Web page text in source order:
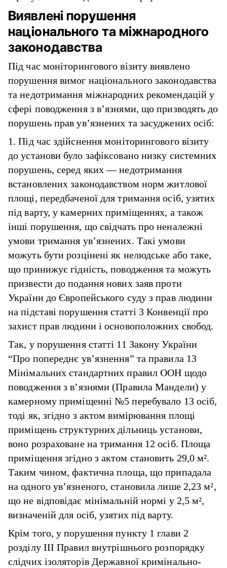
Виявлені порушення
національного та міжнародного
законодавства
Під час моніторингового візиту виявлено
порушення вимог національного законодавства
та недотримання міжнародних рекомендацій у
сфері поводження з в’язнями, що призводять до
порушень прав ув’язнених та засуджених осіб:
1. Під час здійснення моніторингового візиту
до установи було зафіксовано низку системних
порушень, серед яких — недотримання
встановлених законодавством норм житлової
площі, передбаченої для тримання осіб, узятих
під варту, у камерних приміщеннях, а також
інші порушення, що свідчать про неналежні
умови тримання ув’язнених. Такі умови
можуть бути розцінені як нелюдське або таке,
що принижує гідність, поводження та можуть
призвести до подання нових заяв проти
України до Європейського суду з прав людини
на підставі порушення статті 3 Конвенції про
захист прав людини і основоположних свобод.
Так, у порушення статті 11 Закону України
“Про попереднє ув’язнення” та правила 13
Мінімальних стандартних правил ООН щодо
поводження з в’язнями (Правила Мандели) у
камерному приміщенні №5 перебувало 13 осіб,
тоді як, згідно з актом вимірювання площі
приміщень структурних дільниць установи,
воно розраховане на тримання 12 осіб. Площа
приміщення згідно з актом становить 29,0 м².
Таким чином, фактична площа, що припадала
на одного ув’язненого, становила лише 2,23 м²,
що не відповідає мінімальній нормі у 2,5 м²,
визначеній для осіб, узятих під варту.
Крім того, у порушення пункту 1 глави 2
розділу III Правил внутрішнього розпорядку
слідчих ізоляторів Державної кримінально-